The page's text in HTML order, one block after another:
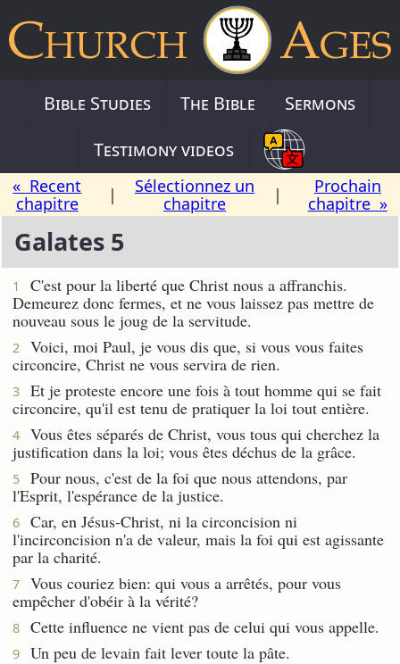
Bible Studies The Bible
Sermons
Testimony videos
« Recent
chapitre
|
Sélectionnez un
chapitre
|
Prochain
chapitre »
Galates 5
1
C'est pour la liberté que Christ nous a affranchis.
Demeurez donc fermes, et ne vous laissez pas mettre de
nouveau sous le joug de la servitude.
2
Voici, moi Paul, je vous dis que, si vous vous faites
circoncire, Christ ne vous servira de rien.
3
Et je proteste encore une fois à tout homme qui se fait
circoncire, qu'il est tenu de pratiquer la loi tout entière.
4
Vous êtes séparés de Christ, vous tous qui cherchez la
justification dans la loi; vous êtes déchus de la grâce.
5
Pour nous, c'est de la foi que nous attendons, par
l'Esprit, l'espérance de la justice.
6
Car, en Jésus-Christ, ni la circoncision ni
l'incirconcision n'a de valeur, mais la foi qui est agissante
par la charité.
7
Vous couriez bien: qui vous a arrêtés, pour vous
empêcher d'obéir à la vérité?
8 Cette influence ne vient pas de celui qui vous appelle.
9 Un peu de levain fait lever toute la pâte.